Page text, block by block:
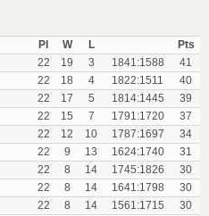
Pl W L
Pts
22 19 3 1841:1588
41
22 18 4 1822:1511
40
22 17 5 1814:1445
39
22 15 7 1791:1720
37
22 12 10 1787:1697
34
22 9 13 1624:1740
31
22 8 14 1745:1826
30
22 8 14 1641:1798
30
22 8 14 1561:1715
30